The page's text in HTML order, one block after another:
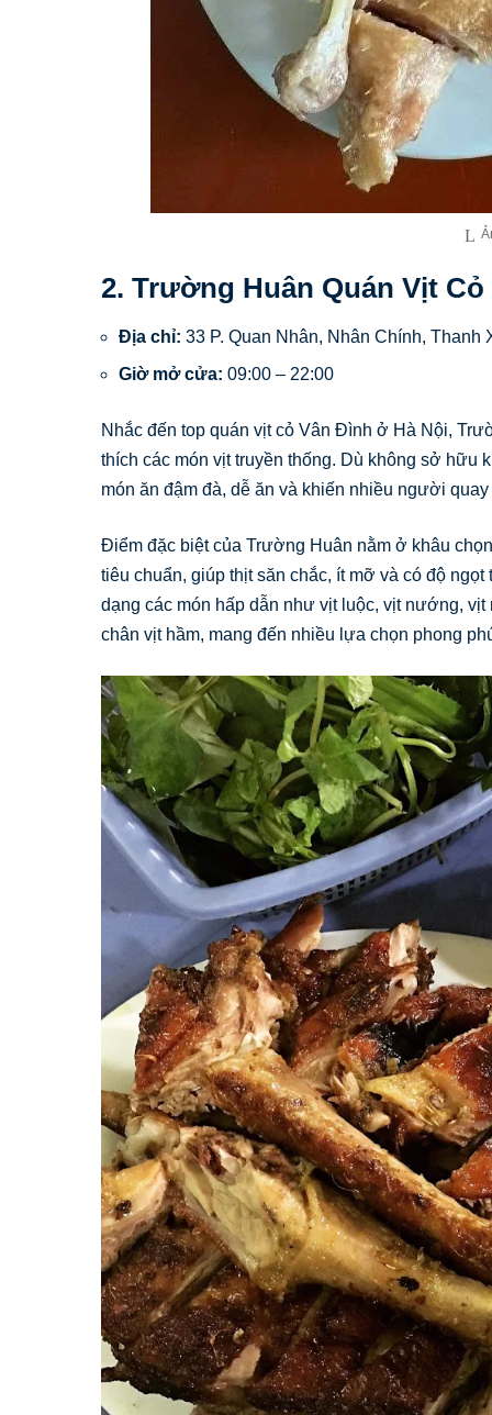
2. Trường Huân Quán Vịt Cỏ
Địa chỉ: 33 P. Quan Nhân, Nhân Chính, Thanh
Giờ mở cửa: 09:00 – 22:00
Nhắc đến top quán vịt cỏ Vân Đình ở Hà Nội,
thích các món vịt truyền thống. Dù không sở hữu
món ăn đậm đà, dễ ăn và khiến nhiều người
Điểm đặc biệt của Trường Huân nằm ở khâu
tiêu chuẩn, giúp thịt săn chắc, ít mỡ và có độ
dạng các món hấp dẫn như vịt luộc, vịt nướng,
chân vịt hầm, mang đến nhiều lựa chọn phong